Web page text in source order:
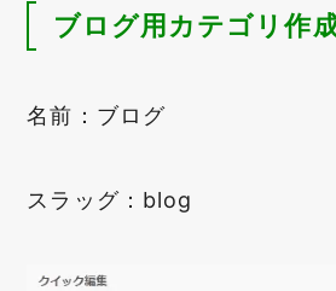
ブログ用カテゴリ作
名前：ブログ
スラッグ：blog